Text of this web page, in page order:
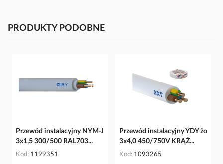
PRODUKTY PODOBNE
Przewód instalacyjny NYM-J
3x1,5 300/500 RAL703...
Kod 1199351
Przewód instalacyjny YDY żo
3x4,0 450/750V KRĄŻ...
Kod 1093265